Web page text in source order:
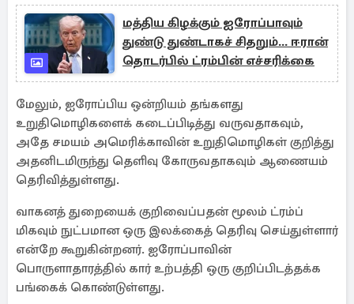
மத்திய கிழக்கும் ஐரோப்பாவும்
துண்டு துண்டாகச் சிதறும்... ஈரான்
தொடர்பில் ட்ரம்பின் எச்சரிக்கை
மேலும், ஐரோப்பிய ஒன்றியம் தங்களது
உறுதிமொழிகளைக் கடைப்பிடித்து வருவதாகவும்,
அதே சமயம் அமெரிக்காவின் உறுதிமொழிகள் குறித்து
அதனிடமிருந்து தெளிவு கோருவதாகவும் ஆணையம்
தெரிவித்துள்ளது.
வாகனத் துறையைக் குறிவைப்பதன் மூலம் ட்ரம்ப்
மிகவும் நுட்பமான ஒரு இலக்கைத் தெரிவு செய்துள்ளார்
என்றே கூறுகின்றனர். ஐரோப்பாவின்
பொருளாதாரத்தில் கார் உற்பத்தி ஒரு குறிப்பிடத்தக்க
பங்கைக் கொண்டுள்ளது.